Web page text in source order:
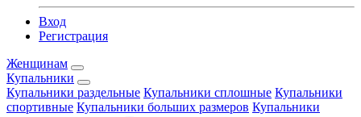
Вход
Регистрация
Женщинам
Купальники
Купальники раздельные Купальники сплошные Купальники
спортивные Купальники больших размеров Купальники